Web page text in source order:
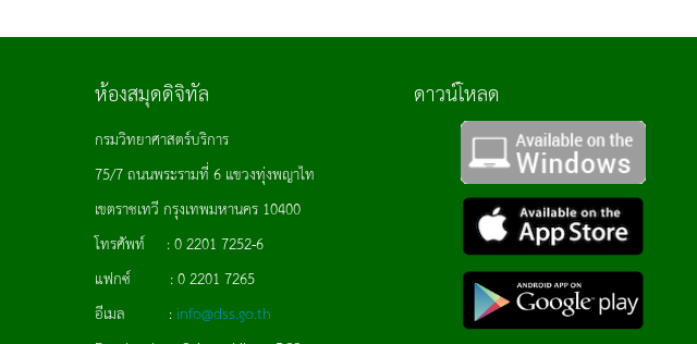
ห้องสมุดดิจิทัล
กรมวิทยาศาสตร์บริการ
75/7 ถนนพระรามที่ 6 แขวงทุ่งพญาไท
เขตราชเทวี กรุงเทพมหานคร 10400
โทรศัพท์ : 0 2201 7252-6
แฟกซ์ : 0 2201 7265
อีเมล : info@dss.go.th
ดาวน์โหลด